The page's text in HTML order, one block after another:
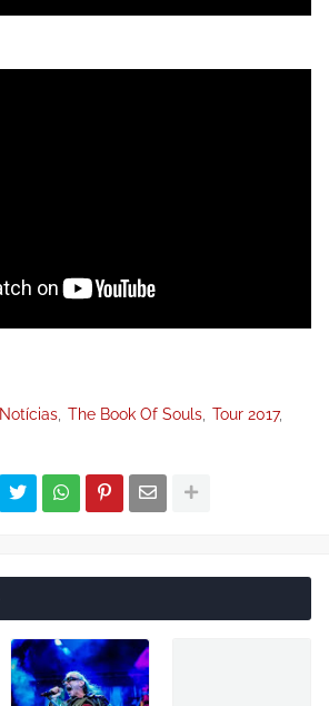
Notícias The Book Of Souls Tour 2017